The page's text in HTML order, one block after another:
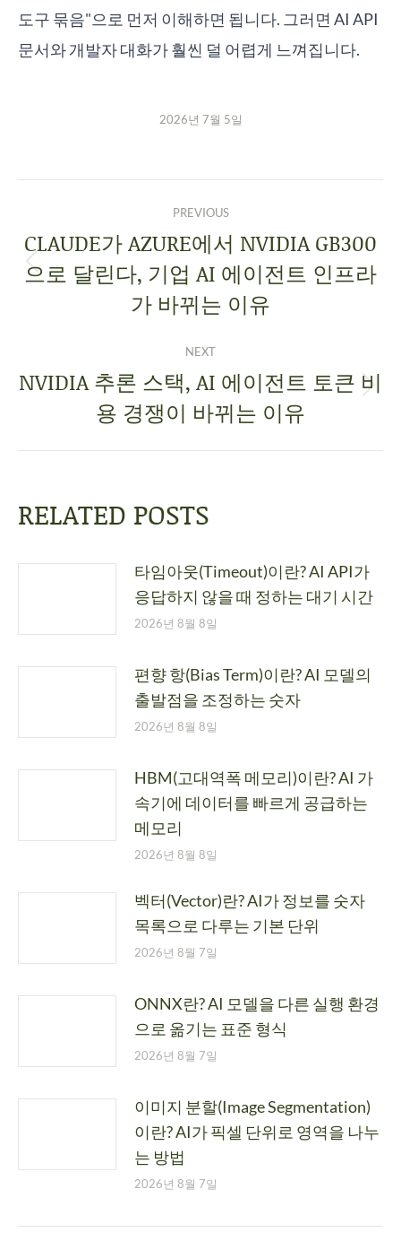
도구 묶음"으로 먼저 이해하면 됩니다. 그러면 AI API
문서와 개발자 대화가 훨씬 덜 어렵게 느껴집니다.
2026년 7월 5일
PREVIOUS
CLAUDE가 AZURE에서 NVIDIA GB300
으로 달린다, 기업 AI 에이전트 인프라
가 바뀌는 이유
NEXT
NVIDIA 추론 스택, AI 에이전트 토큰 비
용 경쟁이 바뀌는 이유
RELATED POSTS
타임아웃(Timeout)이란? AI API가
응답하지 않을 때 정하는 대기 시간
2026년 8월 8일
편향 항(Bias Term)이란? AI 모델의
출발점을 조정하는 숫자
2026년 8월 8일
HBM(고대역폭 메모리)이란? AI 가
속기에 데이터를 빠르게 공급하는
메모리
2026년 8월 8일
벡터(Vector)란? AI가 정보를 숫자
목록으로 다루는 기본 단위
2026년 8월 7일
ONNX란? AI 모델을 다른 실행 환경
으로 옮기는 표준 형식
2026년 8월 7일
이미지 분할(Image Segmentation)
이란? AI가 픽셀 단위로 영역을 나누
는 방법
2026년 8월 7일